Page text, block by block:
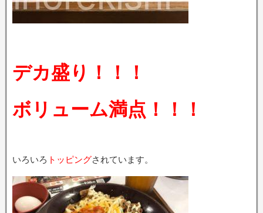
デカ盛り！！！
ボリューム満点！！！
いろいろ トッピングされています。